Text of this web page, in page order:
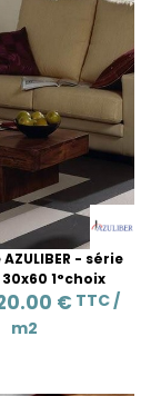
- série
1°choix
€ TTC /
m2